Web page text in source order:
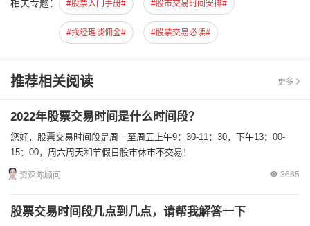
相关专题： #股票入门手册# #股市交易时间安排#
#找经理谈佣金# #股票交易必读#
推荐相关阅读 更多
2022年股票交易时间是什么时间段？
您好，股票交易时间段是周一至周五上午9：30-11：30，下午13：00-
15：00，周六周天和节假日股市休市不交易！
资深陈顾问 3665
股票交易时间段几点到几点，请帮我解答一下